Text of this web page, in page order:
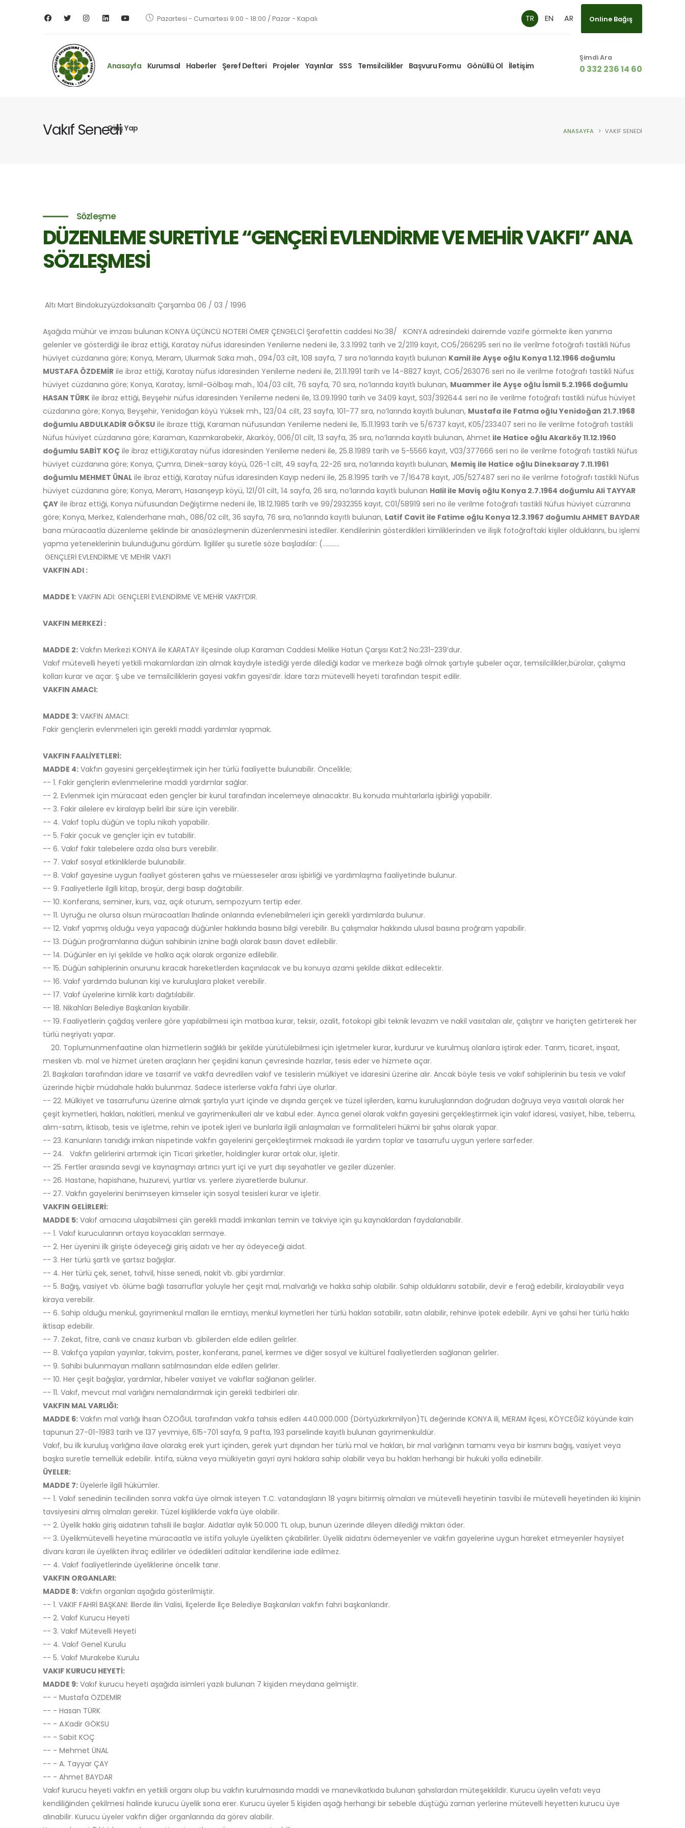
Pazartesi - Cumartesi 9:00 - 18:00 / Pazar - Kapalı TR EN AR Online Bağış
Anasayfa Kurumsal Haberler Şeref Defteri Projeler Yayınlar SSS Temsilcilikler Başvuru Formu Gönüllü Ol İletişim
Giriş Yap
Şimdi Ara
0 332 236 14 60
Vakıf Senedi ANASAYFA VAKIF SENEDI
Sözleşme
DÜZENLEME SURETİYLE “GENÇERİ EVLENDİRME VE MEHİR VAKFI” ANA
SÖZLEŞMESİ
Altı Mart Bindokuzyüzdoksanaltı Çarşamba 06 / 03 / 1996
Aşağıda mühür ve imzası bulunan KONYA ÜÇÜNCÜ NOTERİ ÖMER ÇENGELCİ Şerafettin caddesi No:38/ KONYA adresindeki dairemde vazife görmekte iken yanıma
gelenler ve gösterdiği ile ibraz ettiği, Karatay nüfus idaresinden Yenileme nedeni ile, 3.3.1992 tarih ve 2/2119 kayıt, CO5/266295 seri no ile verilme fotoğrafı tastikli Nüfus
hüviyet cüzdanına göre; Konya, Meram, Uluırmak Saka mah., 094/03 cilt, 108 sayfa, 7 sıra no’larında kayıtlı bulunan Kamil ile Ayşe oğlu Konya 1.12.1966 doğumlu
MUSTAFA ÖZDEMİR ile ibraz ettiği, Karatay nüfus idaresinden Yenileme nedeni ile, 21.11.1991 tarih ve 14-8827 kayıt, CO5/263076 seri no ile verilme fotoğrafı tastikli Nüfus
hüviyet cüzdanına göre; Konya, Karatay, İsmil-Gölbaşı mah., 104/03 cilt, 76 sayfa, 70 sıra, no’larında kayıtlı bulunan, Muammer ile Ayşe oğlu İsmil 5.2.1966 doğumlu
HASAN TÜRK ile ibraz ettiği, Beyşehir nüfus idaresinden Yenileme nedeni ile, 13.09.1990 tarih ve 3409 kayıt, S03/392644 seri no ile verilme fotoğrafı tastikli nüfus hüviyet
cüzdanına göre; Konya, Beyşehir, Yenidoğan köyü Yüksek mh., 123/04 cilt, 23 sayfa, 101-77 sıra, no’larında kayıtlı bulunan, Mustafa ile Fatma oğlu Yenidoğan 21.7.1968
doğumlu ABDULKADİR GÖKSU ile ibraze ttiği, Karaman nüfusundan Yenileme nedeni ile, 15.11.1993 tarih ve 5/6737 kayıt, K05/233407 seri no ile verilme fotoğrafı tastikli
Nüfus hüviyet cüzdanına göre; Karaman, Kazımkarabekir, Akarköy, 006/01 cilt, 13 sayfa, 35 sıra, no’larında kayıtlı bulunan, Ahmet ile Hatice oğlu Akarköy 11.12.1960
doğumlu SABİT KOÇ ile ibraz ettiği,Karatay nüfus idaresinden Yenileme nedeni ile, 25.8.1989 tarih ve 5-5566 kayıt, V03/377666 seri no ile verilme fotoğrafı tastikli Nüfus
hüviyet cüzdanına göre; Konya, Çumra, Dinek-saray köyü, 026-1 cilt, 49 sayfa, 22-26 sıra, no’larında kayıtlı bulunan, Memiş ile Hatice oğlu Dineksaray 7.11.1961
doğumlu MEHMET ÜNAL ile ibraz ettiği, Karatay nüfus idaresinden Kayıp nedeni ile, 25.8.1995 tarih ve 7/16478 kayıt, J05/527487 seri no ile verilme fotoğrafı tastikli Nüfus
hüviyet cüzdanına göre; Konya, Meram, Hasanşeyp köyü, 121/01 cilt, 14 sayfa, 26 sıra, no’larında kayıtlı bulunan Halil ile Maviş oğlu Konya 2.7.1964 doğumlu Ali TAYYAR
ÇAY ile ibraz ettiği, Konya nüfusundan Değiştirme nedeni ile, 18.12.1985 tarih ve 99/2932355 kayıt, C01/58919 seri no ile verilme fotoğrafı tastikli Nüfus hüviyet cüzranına
göre; Konya, Merkez, Kalenderhane mah., 086/02 cilt, 36 sayfa, 76 sıra, no’larında kayıtlı bulunan, Latif Cavit ile Fatime oğlu Konya 12.3.1967 doğumlu AHMET BAYDAR
bana müracaatla düzenleme şeklinde bir anasözleşmenin düzenlenmesini istediler. Kendilerinin gösterdikleri kimliklerinden ve ilişik fotoğraftaki kişiler olduklarını, bu işlemi
yapma yeteneklerinin bulunduğunu gördüm. İlgililer şu suretle söze başladılar: (...........
GENÇLERİ EVLENDİRME VE MEHİR VAKFI
VAKFIN ADI :
MADDE 1: VAKFIN ADI: GENÇLERİ EVLENDİRME VE MEHİR VAKFI’DIR.
VAKFIN MERKEZİ :
MADDE 2: Vakfın Merkezi KONYA ile KARATAY ilçesinde olup Karaman Caddesi Melike Hatun Çarşısı Kat:2 No:231-239’dur.
Vakıf mütevelli heyeti yetkili makamlardan izin almak kaydıyle istediği yerde dilediği kadar ve merkeze bağlı olmak şartıyle şubeler açar, temsilcilikler,bürolar, çalışma
kolları kurar ve açar. Ş ube ve temsilciliklerin gayesi vakfın gayesi’dir. İdare tarzı mütevelli heyeti tarafından tespit edilir.
VAKFIN AMACI:
MADDE 3: VAKFIN AMACI:
Fakir gençlerin evlenmeleri için gerekli maddi yardımlar ıyapmak.
VAKFIN FAALİYETLERİ:
MADDE 4: Vakfın gayesini gerçekleştirmek için her türlü faaliyette bulunabilir. Öncelikle;
-- 1. Fakir gençlerin evlenmelerine maddi yardımlar sağlar.
-- 2. Evlenmek için müracaat eden gençler bir kurul tarafından incelemeye alınacaktır. Bu konuda muhtarlarla işbirliği yapabilir.
-- 3. Fakir ailelere ev kiralayıp belirl ibir süre için verebilir.
-- 4. Vakıf toplu düğün ve toplu nikah yapabilir.
-- 5. Fakir çocuk ve gençler için ev tutabilir.
-- 6. Vakıf fakir talebelere azda olsa burs verebilir.
-- 7. Vakıf sosyal etkinliklerde bulunabilir.
-- 8. Vakıf gayesine uygun faaliyet gösteren şahıs ve müesseseler arası işbirliği ve yardımlaşma faaliyetinde bulunur.
-- 9. Faaliyetlerle ilgili kitap, broşür, dergi basıp dağıtabilir.
-- 10. Konferans, seminer, kurs, vaz, açık oturum, sempozyum tertip eder.
-- 11. Uyruğu ne olursa olsun müracaatları lhalinde onlarında evlenebilmeleri için gerekli yardımlarda bulunur.
-- 12. Vakıf yapmış olduğu veya yapacağı düğünler hakkında basına bilgi verebilir. Bu çalışmalar hakkında ulusal basına proğram yapabilir.
-- 13. Düğün proğramlarına düğün sahibinin iznine bağlı olarak basın davet edilebilir.
-- 14. Düğünler en iyi şekilde ve halka açık olarak organize edilebilir.
-- 15. Düğün sahiplerinin onurunu kıracak hareketlerden kaçınılacak ve bu konuya azami şekilde dikkat edilecektir.
-- 16. Vakıf yardımda bulunan kişi ve kuruluşlara plaket verebilir.
-- 17. Vakıf üyelerine kimlik kartı dağıtılabilir.
-- 18. Nikahları Belediye Başkanları kıyabilir.
-- 19. Faaliyetlerin çağdaş verilere göre yapılabilmesi için matbaa kurar, teksir, ozalit, fotokopi gibi teknik levazım ve nakil vasıtaları alır, çalıştırır ve hariçten getirterek her
türlü neşriyatı yapar.
20. Toplumunmenfaatine olan hizmetlerin sağlıklı bir şekilde yürütülebilmesi için işletmeler kurar, kurdurur ve kurulmuş olanlara iştirak eder. Tarım, ticaret, inşaat,
mesken vb. mal ve hizmet üreten araçların her çeşidini kanun çevresinde hazırlar, tesis eder ve hizmete açar.
21. Başkaları tarafından idare ve tasarrif ve vakfa devredilen vakıf ve tesislerin mülkiyet ve idaresini üzerine alır. Ancak böyle tesis ve vakıf sahiplerinin bu tesis ve vakıf
üzerinde hiçbir müdahale hakkı bulunmaz. Sadece isterlerse vakfa fahri üye olurlar.
-- 22. Mülkiyet ve tasarrufunu üzerine almak şartıyla yurt içinde ve dışında gerçek ve tüzel işilerden, kamu kuruluşlarından doğrudan doğruya veya vasıtalı olarak her
çeşit kıymetleri, hakları, nakitleri, menkul ve gayrimenkulleri alır ve kabul eder. Ayrıca genel olarak vakfın gayesini gerçekleştirmek için vakıf idaresi, vasiyet, hibe, teberru,
alım-satım, iktisab, tesis ve işletme, rehin ve ipotek işleri ve bunlarla ilgili anlaşmaları ve formaliteleri hükmi bir şahıs olarak yapar.
-- 23. Kanunların tanıdığı imkan nispetinde vakfın gayelerini gerçekleştirmek maksadı ile yardım toplar ve tasarrufu uygun yerlere sarfeder.
-- 24. Vakfın gelirlerini artırmak için Ticari şirketler, holdingler kurar ortak olur, işletir.
-- 25. Fertler arasında sevgi ve kaynaşmayı artırıcı yurt içi ve yurt dışı seyahatler ve geziler düzenler.
-- 26. Hastane, hapishane, huzurevi, yurtlar vs. yerlere ziyaretlerde bulunur.
-- 27. Vakfın gayelerini benimseyen kimseler için sosyal tesisleri kurar ve işletir.
VAKFIN GELİRLERİ:
MADDE 5: Vakıf amacına ulaşabilmesi çiin gerekli maddi imkanları temin ve takviye için şu kaynaklardan faydalanabilir.
-- 1. Vakıf kurucularının ortaya koyacakları sermaye.
-- 2. Her üyenini ilk girişte ödeyeceği giriş aidatı ve her ay ödeyeceği aidat.
-- 3. Her türlü şartlı ve şartsız bağışlar.
-- 4. Her türlü çek, senet, tahvil, hisse senedi, nakit vb. gibi yardımlar.
-- 5. Bağış, vasiyet vb. ölüme bağlı tasarruflar yoluyle her çeşit mal, malvarlığı ve hakka sahip olabilir. Sahip olduklarını satabilir, devir e ferağ edebilir, kiralayabilir veya
kiraya verebilir.
-- 6. Sahip olduğu menkul, gayrimenkul malları ile emtiayı, menkul kıymetleri her türlü hakları satabilir, satın alabilir, rehinve ipotek edebilir. Ayni ve şahsi her türlü hakkı
iktisap edebilir.
-- 7. Zekat, fitre, canlı ve cnasız kurban vb. gibilerden elde edilen gelirler.
-- 8. Vakıfça yapılan yayınlar, takvim, poster, konferans, panel, kermes ve diğer sosyal ve kültürel faaliyetlerden sağlanan gelirler.
-- 9. Sahibi bulunmayan malların satılmasından elde edilen gelirler.
-- 10. Her çeşit bağışlar, yardımlar, hibeler vasiyet ve vakıflar sağlanan gelirler.
-- 11. Vakıf, mevcut mal varlığını nemalandırmak için gerekli tedbirleri alır.
VAKFIN MAL VARLIĞI:
MADDE 6: Vakfın mal varlığı İhsan ÖZOĞUL tarafından vakfa tahsis edilen 440.000.000 (Dörtyüzkırkmilyon)TL değerinde KONYA ili, MERAM ilçesi, KÖYCEĞİZ köyünde kain
tapunun 27-01-1983 tarih ve 137 yevmiye, 615-701 sayfa, 9 pafta, 193 parselinde kayıtlı bulunan gayrimenkuldür.
Vakıf, bu ilk kuruluş varlığına ilave olarakg erek yurt içinden, gerek yurt dışından her türlü mal ve hakları, bir mal varlığının tamamı veya bir kısmını bağış, vasiyet veya
başka suretle temellük edebilir. İntifa, sükna veya mülkiyetin gayri ayni haklara sahip olabilir veya bu hakları herhangi bir hukuki yolla edinebilir.
ÜYELER:
MADDE 7: Üyelerle ilgili hükümler.
-- 1. Vakıf senedinin tecilinden sonra vakfa üye olmak isteyen T.C. vatandaşların 18 yaşını bitirmiş olmaları ve mütevelli heyetinin tasvibi ile mütevelli heyetinden iki kişinin
tavsiyesini almış olmaları gerekir. Tüzel kişiliklerde vakfa üye olabilir.
-- 2. Üyelik hakkı giriş aidatının tahsili ile başlar. Aidatlar aylık 50.000 TL olup, bunun üzerinde dileyen dilediği miktarı öder.
-- 3. Üyelikmütevelli heyetine müracaatla ve istifa yoluyle üyelikten çıkabilirler. Üyelik aidatını ödemeyenler ve vakfın gayelerine uygun hareket etmeyenler haysiyet
divanı kararı ile üyelikten ihraç edilirler ve ödedikleri aditalar kendilerine iade edilmez.
-- 4. Vakıf faaliyetlerinde üyeliklerine öncelik tanır.
VAKFIN ORGANLARI:
MADDE 8: Vakfın organları aşağıda gösterilmiştir.
-- 1. VAKIF FAHRİ BAŞKANI: İllerde ilin Valisi, İlçelerde İlçe Belediye Başkanıları vakfın fahri başkanlarıdır.
-- 2. Vakıf Kurucu Heyeti
-- 3. Vakıf Mütevelli Heyeti
-- 4. Vakıf Genel Kurulu
-- 5. Vakıf Murakebe Kurulu
VAKIF KURUCU HEYETİ:
MADDE 9: Vakıf kurucu heyeti aşağıda isimleri yazılı bulunan 7 kişiden meydana gelmiştir.
-- - Mustafa ÖZDEMİR
-- - Hasan TÜRK
-- - A.Kadir GÖKSU
-- - Sabit KOÇ
-- - Mehmet ÜNAL
-- - A. Tayyar ÇAY
-- - Ahmet BAYDAR
Vakıf kurucu heyeti vakfın en yetkili organı olup bu vakfın kurulmasında maddi ve manevikatkıda bulunan şahıslardan müteşekkildir. Kurucu üyelin vefatı veya
kendiliğinden çekilmesi halinde kurucu üyelik sona erer. Kurucu üyeler 5 kişiden aşağı herhangi bir sebeble düştüğü zaman yerlerine mütevelli heyetten kurucu üye
alınabilir. Kurucu üyeler vakfın diğer organlarında da görev alabilir.